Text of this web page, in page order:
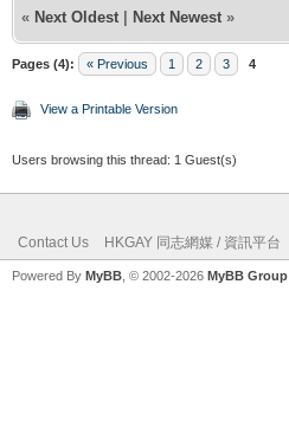
« Next Oldest | Next Newest »
Pages (4): « Previous 1 2 3 4
View a Printable Version
Users browsing this thread: 1 Guest(s)
Contact Us HKGAY 同志網媒 / 資訊平台
Powered By MyBB , © 2002-2026 MyBB Group